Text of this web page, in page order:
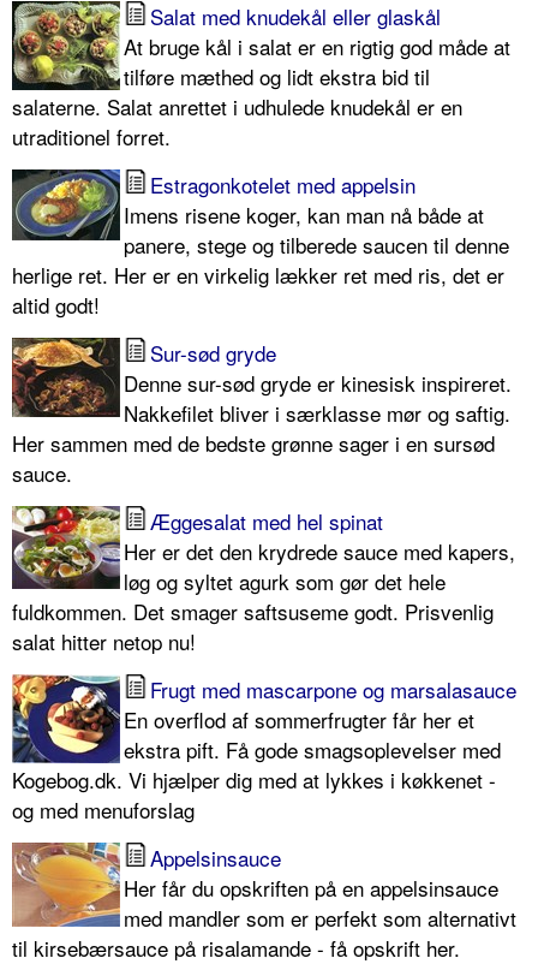
Salat med knudekål eller glaskål
At bruge kål i salat er en rigtig god måde at
tilføre mæthed og lidt ekstra bid til
salaterne. Salat anrettet i udhulede knudekål er en
utraditionel forret.
Estragonkotelet med appelsin
Imens risene koger, kan man nå både at
panere, stege og tilberede saucen til denne
herlige ret. Her er en virkelig lækker ret med ris, det er
altid godt!
Sur-sød gryde
Denne sur-sød gryde er kinesisk inspireret.
Nakkefilet bliver i særklasse mør og saftig.
Her sammen med de bedste grønne sager i en sursød
sauce.
Æggesalat med hel spinat
Her er det den krydrede sauce med kapers,
løg og syltet agurk som gør det hele
fuldkommen. Det smager saftsuseme godt. Prisvenlig
salat hitter netop nu!
Frugt med mascarpone og marsalasauce
En overflod af sommerfrugter får her et
ekstra pift. Få gode smagsoplevelser med
Kogebog.dk. Vi hjælper dig med at lykkes i køkkenet -
og med menuforslag
Appelsinsauce
Her får du opskriften på en appelsinsauce
med mandler som er perfekt som alternativt
til kirsebærsauce på risalamande - få opskrift her.